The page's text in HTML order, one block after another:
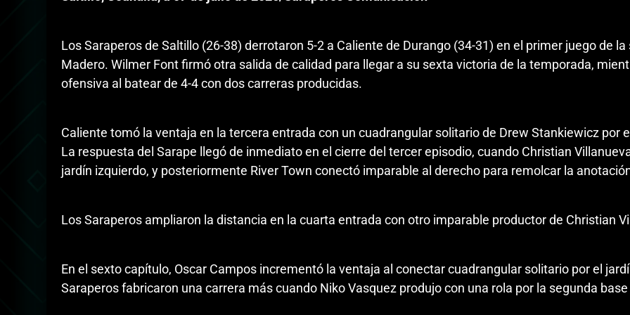
Los Saraperos de Saltillo (26-38) derrotaron 5-2 a Caliente de Durango (34-31) en el primer juego de
Madero. Wilmer Font firmó otra salida de calidad para llegar a su sexta victoria de la temporada,
ofensiva al batear de 4-4 con dos carreras producidas.
Caliente tomó la ventaja en la tercera entrada con un cuadrangular solitario de Drew Stankiewicz por
La respuesta del Sarape llegó de inmediato en el cierre del tercer episodio, cuando Christian
jardín izquierdo, y posteriormente River Town conectó imparable al derecho para remolcar la
Los Saraperos ampliaron la distancia en la cuarta entrada con otro imparable productor de Christian
En el sexto capítulo, Oscar Campos incrementó la ventaja al conectar cuadrangular solitario por el
Saraperos fabricaron una carrera más cuando Niko Vasquez produjo con una rola por la segunda